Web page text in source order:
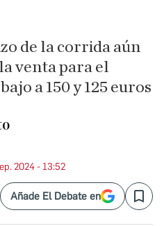
de la corrida aún
venta para el
a 150 y 125 euros
2024 - 13:52
Añade El Debate en Save